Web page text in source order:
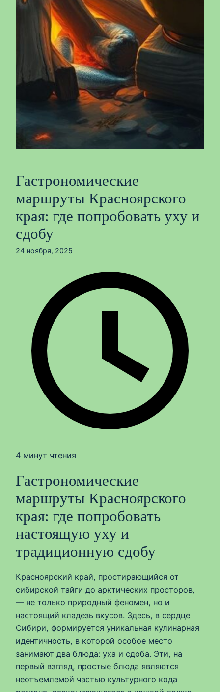
Гастрономические
маршруты Красноярского
края: где попробовать уху и
сдобу
24 ноября, 2025
4 минут чтения
Гастрономические
маршруты Красноярского
края: где попробовать
настоящую уху и
традиционную сдобу
Красноярский край, простирающийся от
сибирской тайги до арктических просторов,
— не только природный феномен, но и
настоящий кладезь вкусов. Здесь, в сердце
Сибири, формируется уникальная кулинарная
идентичность, в которой особое место
занимают два блюда: уха и сдоба. Эти, на
первый взгляд, простые блюда являются
неотъемлемой частью культурного кода